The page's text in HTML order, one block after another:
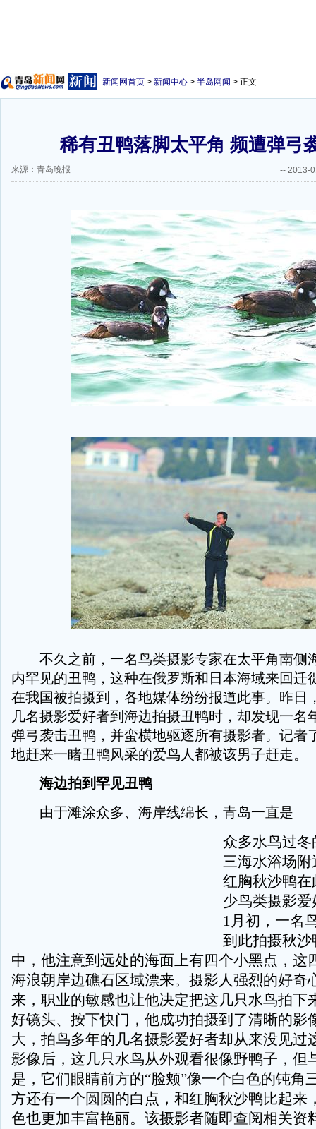
新闻网首页 > 新闻中心 > 半岛网闻 > 正文
稀有丑鸭落脚太平角 频遭弹弓
来源：青岛晚报 -- 2013-
不久之前，一名鸟类摄影专家在太平角南侧
内罕见的丑鸭，这种在俄罗斯和日本海域来回迁
在我国被拍摄到，各地媒体纷纷报道此事。昨日
几名摄影爱好者到海边拍摄丑鸭时，却发现一名
弹弓袭击丑鸭，并蛮横地驱逐所有摄影者。记者
地赶来一睹丑鸭风采的爱鸟人都被该男子赶走。
海边拍到罕见丑鸭
由于滩涂众多、海岸线绵长，青岛一直是
众多水鸟过
三海水浴场
红胸秋沙鸭
少鸟类摄影
1月初，一名
到此拍摄秋
中，他注意到远处的海面上有四个小黑点，这
海浪朝岸边礁石区域漂来。摄影人强烈的好奇
来，职业的敏感也让他决定把这几只水鸟拍下
好镜头、按下快门，他成功拍摄到了清晰的影
大，拍鸟多年的几名摄影爱好者却从来没见过
影像后，这几只水鸟从外观看很像野鸭子，但
是，它们眼睛前方的“脸颊”像一个白色的钝角
方还有一个圆圆的白点，和红胸秋沙鸭比起来
色也更加丰富艳丽。该摄影者随即查阅相关资